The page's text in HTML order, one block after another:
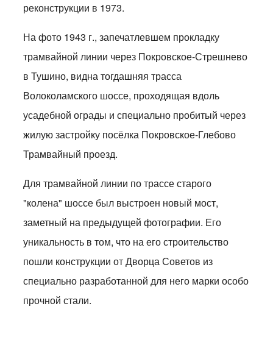
реконструкции в 1973.
На фото 1943 г., запечатлевшем прокладку
трамвайной линии через Покровское-Стрешнево
в Тушино, видна тогдашняя трасса
Волоколамского шоссе, проходящая вдоль
усадебной ограды и специально пробитый через
жилую застройку посёлка Покровское-Глебово
Трамвайный проезд.
Для трамвайной линии по трассе старого
"колена" шоссе был выстроен новый мост,
заметный на предыдущей фотографии. Его
уникальность в том, что на его строительство
пошли конструкции от Дворца Советов из
специально разработанной для него марки особо
прочной стали.